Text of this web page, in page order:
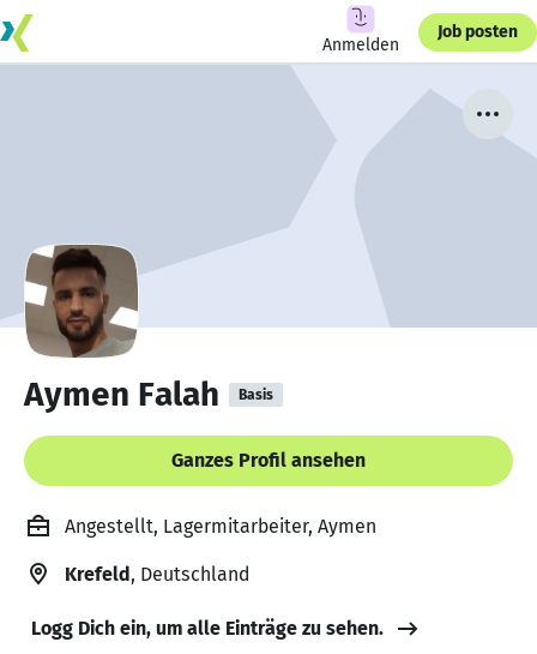
Anmelden
Job posten
Aymen Falah Basis
Ganzes Profil ansehen
Angestellt, Lagermitarbeiter, Aymen
Krefeld, Deutschland
Logg Dich ein, um alle Einträge zu sehen.